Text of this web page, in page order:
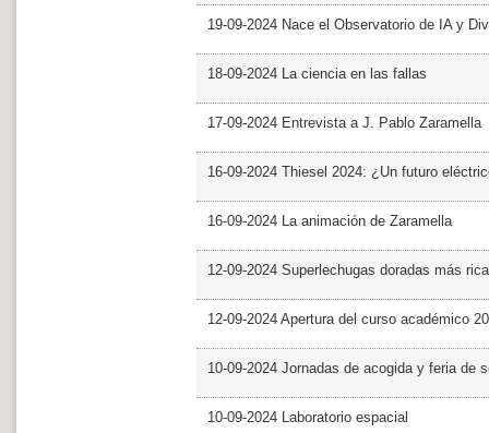
19-09-2024 Nace el Observatorio de IA y
18-09-2024 La ciencia en las fallas
17-09-2024 Entrevista a J. Pablo Zaramella
16-09-2024 Thiesel 2024: ¿Un futuro
16-09-2024 La animación de Zaramella
12-09-2024 Superlechugas doradas más
12-09-2024 Apertura del curso académico
10-09-2024 Jornadas de acogida y feria de
10-09-2024 Laboratorio espacial